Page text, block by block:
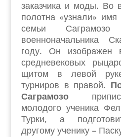
заказчика и моды. Во
полотна «узнали»
семьи
военноначальника
году. Он
средневековых
щитом в левой
турниров в правой.
Саграмозо
молодого ученика
Турки, а
другому ученику –